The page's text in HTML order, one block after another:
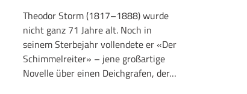
Theodor Storm (1817–1888) wurde
nicht ganz 71 Jahre alt. Noch in
seinem Sterbejahr vollendete er «Der
Schimmelreiter» – jene großartige
Novelle über einen Deichgrafen, der…